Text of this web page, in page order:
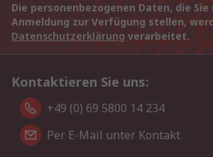
Die personenbezogenen Daten, die Sie
Anmeldung zur Verfügung stellen,
Datenschutzerklärung verarbeitet.
Kontaktieren Sie uns:
+49 (0) 69 5800 14 234
Per E-Mail unter Kontakt